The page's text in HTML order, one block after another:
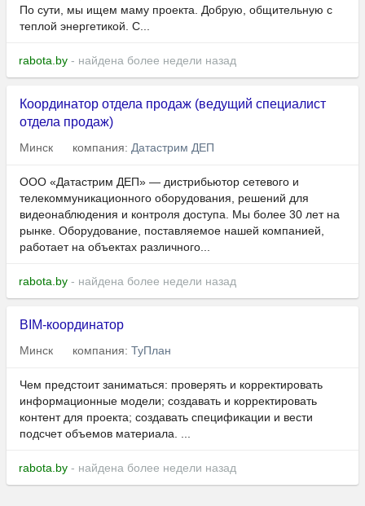
По сути, мы ищем маму проекта. Добрую, общительную с
теплой энергетикой. С...
rabota.by - найдена более недели назад
Координатор отдела продаж (ведущий специалист
отдела продаж)
Минск компания: Датастрим ДЕП
ООО «Датастрим ДЕП» — дистрибьютор сетевого и
телекоммуникационного оборудования, решений для
видеонаблюдения и контроля доступа. Мы более 30 лет на
рынке. Оборудование, поставляемое нашей компанией,
работает на объектах различного...
rabota.by - найдена более недели назад
BIM-координатор
Минск компания: ТуПлан
Чем предстоит заниматься: проверять и корректировать
информационные модели; создавать и корректировать
контент для проекта; создавать спецификации и вести
подсчет объемов материала. ...
rabota.by - найдена более недели назад